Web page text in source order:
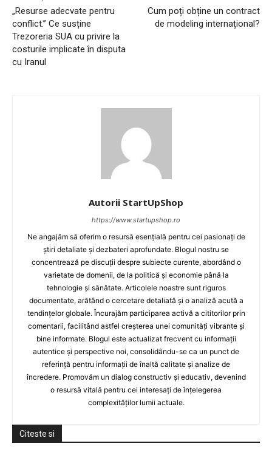
„Resurse adecvate pentru
conflict.” Ce susține
Trezoreria SUA cu privire la
costurile implicate în disputa
cu Iranul
Cum poți obține un contract
de modeling internațional?
Autorii StartUpShop
https://www.startupshop.ro
Ne angajăm să oferim o resursă esențială pentru cei pasionați de
știri detaliate și dezbateri aprofundate. Blogul nostru se
concentrează pe discuții despre subiecte curente, abordând o
varietate de domenii, de la politică și economie până la
tehnologie și sănătate. Articolele noastre sunt riguros
documentate, arătând o cercetare detaliată și o analiză acută a
tendințelor globale. Încurajăm participarea activă a cititorilor prin
comentarii, facilitând astfel creșterea unei comunități vibrante și
bine informate. Blogul este actualizat frecvent cu informații
autentice și perspective noi, consolidându-se ca un punct de
referință pentru informații de înaltă calitate și analize de
încredere. Promovăm un dialog constructiv și educativ, devenind
o resursă vitală pentru cei interesați de înțelegerea
complexităților lumii actuale.
Citeste si